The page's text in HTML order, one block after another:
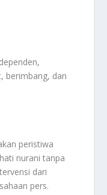
berimbang, dan
peristiwa
nurani tanpa
dari
pers.